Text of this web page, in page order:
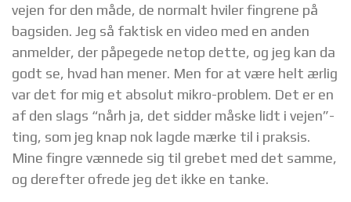
vejen for den måde, de normalt hviler fingrene på
bagsiden. Jeg så faktisk en video med en anden
anmelder, der påpegede netop dette, og jeg kan da
godt se, hvad han mener. Men for at være helt ærlig
var det for mig et absolut mikro-problem. Det er en
af den slags “nårh ja, det sidder måske lidt i vejen”-
ting, som jeg knap nok lagde mærke til i praksis.
Mine fingre vænnede sig til grebet med det samme,
og derefter ofrede jeg det ikke en tanke.